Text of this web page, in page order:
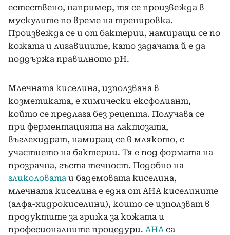
естествено, например, тя се произвежда в
мускулите по време на тренировка.
Произвежда се и от бактерии, намиращи се по
кожата и лигавиците, като задачата й е да
поддържа правилното pH.
Млечната киселина, използвана в
козметиката, е химически ексфолиант,
който се предлага без рецепта. Получава се
при ферментацията на лактозата,
въглехидрат, намиращ се в млякото, с
участието на бактерии. Тя е под формата на
прозрачна, гъста течност. Подобно на
гликоловата и бадемовата киселина,
млечната киселина е една от AHA киселините
(алфа-хидрокиселини), които се използват в
продуктите за грижа за кожата и
професионалните процедури. AHA са